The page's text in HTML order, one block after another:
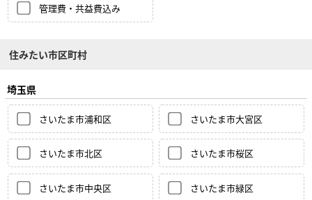
管理費・共益費込み
住みたい市区町村
埼玉県
さいたま市浦和区 さいたま市大宮区
さいたま市北区 さいたま市桜区
さいたま市中央区 さいたま市緑区